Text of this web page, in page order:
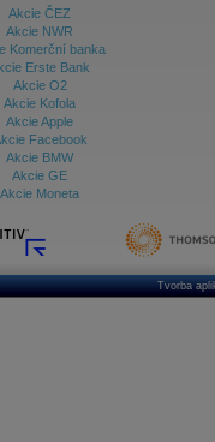
Akcie ČEZ
Akcie NWR
Komerční banka
Erste Bank
Akcie O2
Akcie Kofola
Akcie Apple
Facebook
Akcie BMW
Akcie GE
Akcie Moneta
Tvorba